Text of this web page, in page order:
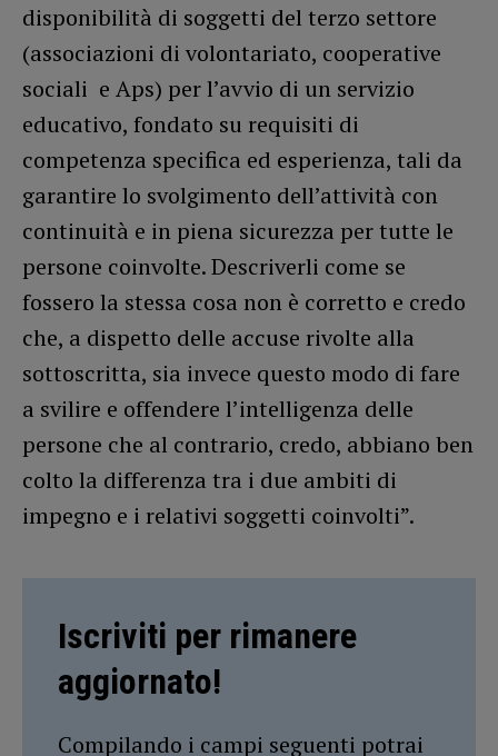
disponibilità di soggetti del terzo settore
(associazioni di volontariato, cooperative
sociali e Aps) per l’avvio di un servizio
educativo, fondato su requisiti di
competenza specifica ed esperienza, tali da
garantire lo svolgimento dell’attività con
continuità e in piena sicurezza per tutte le
persone coinvolte. Descriverli come se
fossero la stessa cosa non è corretto e credo
che, a dispetto delle accuse rivolte alla
sottoscritta, sia invece questo modo di fare
a svilire e offendere l’intelligenza delle
persone che al contrario, credo, abbiano ben
colto la differenza tra i due ambiti di
impegno e i relativi soggetti coinvolti”.
Iscriviti per rimanere
aggiornato!
Compilando i campi seguenti potrai